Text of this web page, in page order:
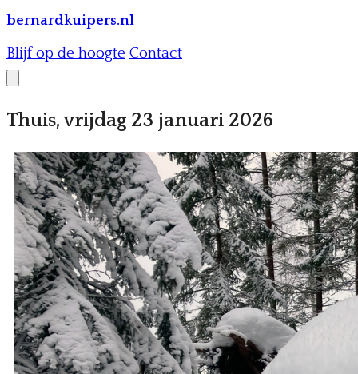
bernardkuipers.nl
Blijf op de hoogte Contact
Thuis, vrijdag 23 januari 2026